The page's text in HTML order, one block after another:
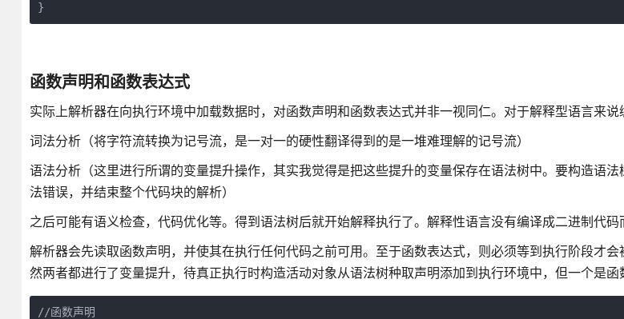
}
函数声明和函数表达式
实际上解析器在向执行环境中加载数据时，对函数声明和函数表达式并非一视同仁。对于解释型语言来说
词法分析（将字符流转换为记号流，是一对一的硬性翻译得到的是一堆难理解的记号流）
语法分析（这里进行所谓的变量提升操作，其实我觉得是把这些提升的变量保存在语法树中。要构造语
法错误，并结束整个代码块的解析）
之后可能有语义检查，代码优化等。得到语法树后就开始解释执行了。解释性语言没有编译成二进制代码
解析器会先读取函数声明，并使其在执行任何代码之前可用。至于函数表达式，则必须等到执行阶段才
然两者都进行了变量提升，待真正执行时构造活动对象从语法树种取声明添加到执行环境中，但一个是函
//函数声明